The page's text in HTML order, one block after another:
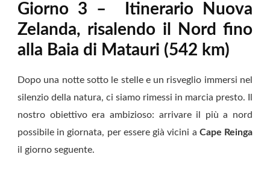
Giorno 3 – Itinerario Nuova
Zelanda, risalendo il Nord fino
alla Baia di Matauri (542 km)
Dopo una notte sotto le stelle e un risveglio immersi nel
silenzio della natura, ci siamo rimessi in marcia presto. Il
nostro obiettivo era ambizioso: arrivare il più a nord
possibile in giornata, per essere già vicini a Cape Reinga
il giorno seguente.